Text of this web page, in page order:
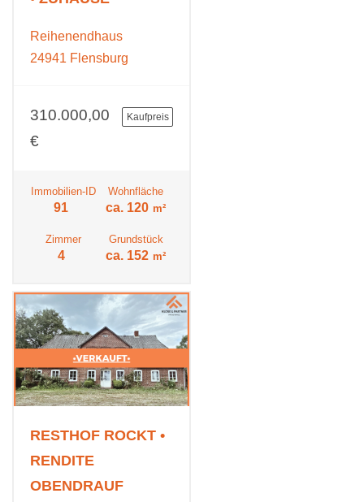
Reihenendhaus
24941 Flensburg
310.000,00
€
Kaufpreis
Immobilien-ID
91
Wohnfläche
ca. 120 m²
Zimmer
4
Grundstück
ca. 152 m²
RESTHOF ROCKT •
RENDITE
OBENDRAUF